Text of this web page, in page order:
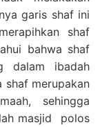
garis shaf ini
shaf
bahwa shaf
dalam ibadah
shaf merupakan
sehingga
masjid polos